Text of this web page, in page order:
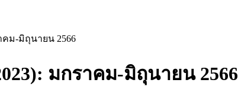
คม-มิถุนายน 2566
มกราคม-มิถุนายน 2566